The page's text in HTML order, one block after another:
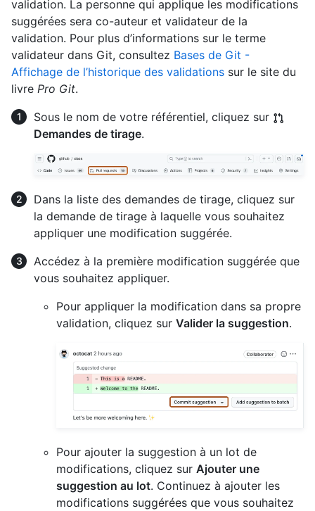
validation. La personne qui applique les modifications
suggérées sera co-auteur et validateur de la
validation. Pour plus d’informations sur le terme
validateur dans Git, consultez Bases de Git -
Affichage de l’historique des validations sur le site du
livre Pro Git.
Sous le nom de votre référentiel, cliquez sur
Demandes de tirage.
Dans la liste des demandes de tirage, cliquez sur
la demande de tirage à laquelle vous souhaitez
appliquer une modification suggérée.
Accédez à la première modification suggérée que
vous souhaitez appliquer.
Pour appliquer la modification dans sa propre
validation, cliquez sur Valider la suggestion.
Pour ajouter la suggestion à un lot de
modifications, cliquez sur Ajouter une
suggestion au lot. Continuez à ajouter les
modifications suggérées que vous souhaitez